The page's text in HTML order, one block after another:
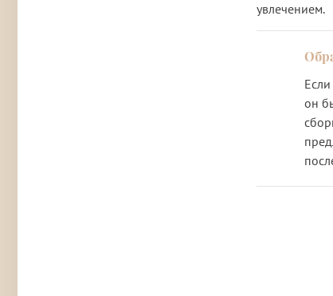
увлечением.
он